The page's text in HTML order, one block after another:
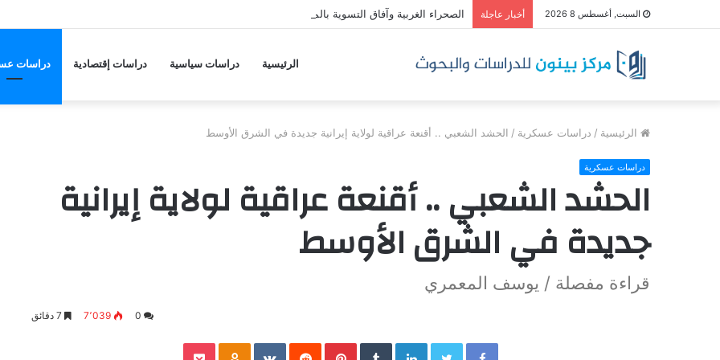
السبت, أغسطس 8 2026 أخبار عاجلة الصحراء الغربية وآفاق التسوية بالمغرب العربي
الرئيسية دراسات سياسية دراسات إقتصادية دراسات
الرئيسية / دراسات عسكرية / الحشد الشعبي .. أقنعة عراقية لولاية إيرانية جديدة في الشرق الأوسط
دراسات عسكرية
الحشد الشعبي .. أقنعة عراقية لولاية إيرانية
جديدة في الشرق الأوسط
قراءة مفصلة / يوسف المعمري
0 7٬039
Facebook
Twitter
LinkedIn
Pinterest
Odnoklassniki
Pocket